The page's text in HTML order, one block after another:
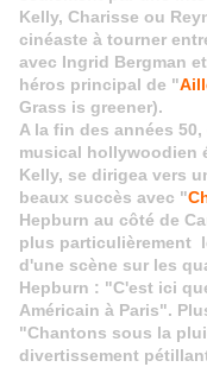
Kelly, Charisse ou
cinéaste à tourner
avec Ingrid Bergman
héros principal de "
Grass is greener).
A la fin des années
musical hollywoodien
Kelly, se dirigea vers
beaux succès avec "
Hepburn au côté de
plus particulièrement
d'une scène sur les
Hepburn : "C'est ici
Américain à Paris".
"Chantons sous la
divertissement